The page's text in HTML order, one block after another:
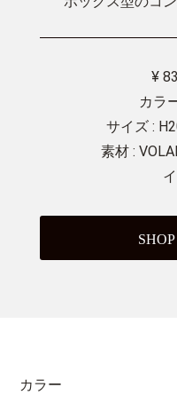
¥
カラ
サイズ :
素材 :
カラー